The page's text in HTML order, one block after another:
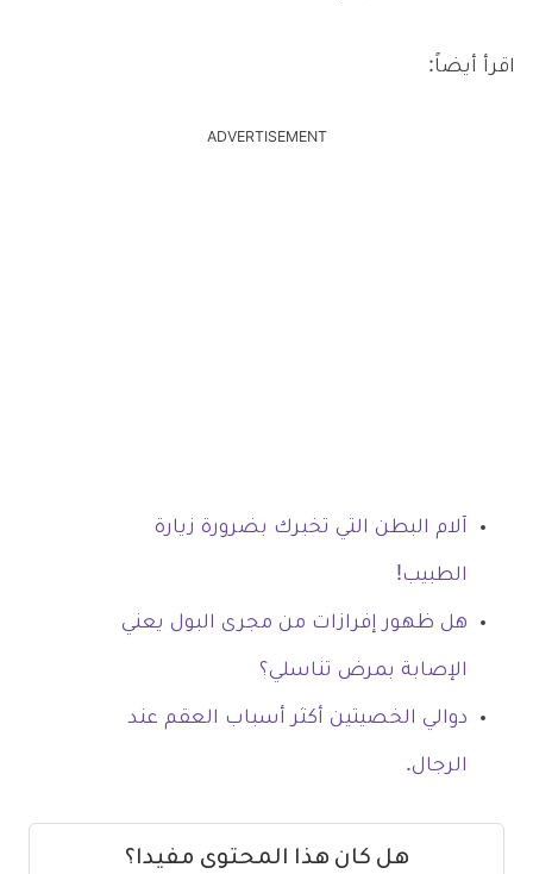
اقرأ أيضاً:
ADVERTISEMENT
آلام البطن التي تخبرك بضرورة زيارة
الطبيب!
هل ظهور إفرازات من مجرى البول يعني
الإصابة بمرض تناسلي؟
دوالي الخصيتين أكثر أسباب العقم عند
الرجال.
هل كان هذا المحتوى مفيدا؟